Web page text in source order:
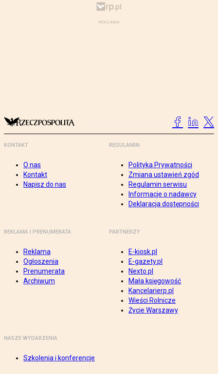
KONTAKT
O nas
Kontakt
Napisz do nas
REGULAMIN
Polityka Prywatności
Zmiana ustawień zgód
Regulamin serwisu
Informacje o nadawcy
Deklaracja dostępności
REKLAMA I PRENUMERATA
Reklama
Ogłoszenia
Prenumerata
Archiwum
PARTNERZY
E-kiosk.pl
E-gazety.pl
Nexto.pl
Mała księgowość
Kancelarierp.pl
Wieści Rolnicze
Życie Warszawy
NASZE WYDARZENIA
Szkolenia i konferencje